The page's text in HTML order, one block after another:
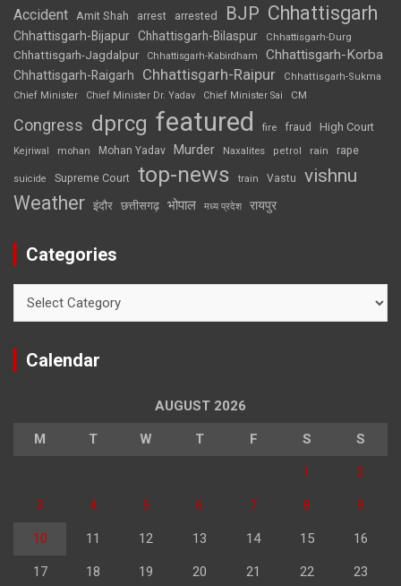
Accident Amit Shah arrest arrested BJP Chhattisgarh
Chhattisgarh-Bijapur Chhattisgarh-Bilaspur Chhattisgarh-Durg
Chhattisgarh-Jagdalpur Chhattisgarh-Kabirdham Chhattisgarh-Korba
Chhattisgarh-Raigarh Chhattisgarh-Raipur
Chhattisgarh-Sukma
Chief Minister
Chief Minister Dr. Yadav Chief Minister Sai CM
Congress dprcg featured fire fraud High Court
Kejriwal mohan Mohan Yadav Murder Naxalites petrol rain rape
suicide Supreme Court top-news train Vastu vishnu
Weather इंदौर छत्तीसगढ़ भोपाल मध्य प्रदेश रायपुर
Categories
Calendar
AUGUST 2026
M T W T F S S
1 2
3 4 5 6 7 8 9
10 11 12 13 14 15 16
17 18 19 20 21 22 23